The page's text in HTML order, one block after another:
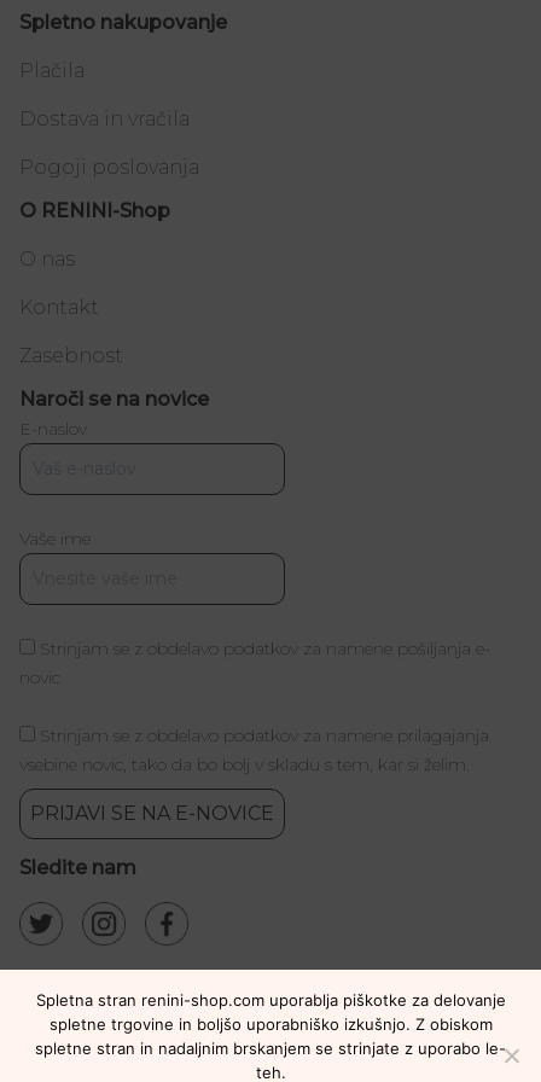
Spletno nakupovanje
Plačila
Dostava in vračila
Pogoji poslovanja
O RENINI-Shop
O nas
Kontakt
Zasebnost
Naroči se na novice
E-naslov
Vaše ime
Strinjam se z obdelavo podatkov za namene pošiljanja e-
novic
Strinjam se z obdelavo podatkov za namene prilagajanja
vsebine novic, tako da bo bolj v skladu s tem, kar si želim.
PRIJAVI SE NA E-NOVICE
Sledite nam
Spletna stran renini-shop.com uporablja piškotke za delovanje
spletne trgovine in boljšo uporabniško izkušnjo. Z obiskom
spletne stran in nadaljnim brskanjem se strinjate z uporabo le-
teh.